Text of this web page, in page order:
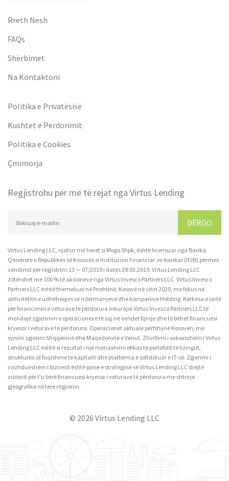
Rreth Nesh
FAQs
Shërbimet
Na Kontaktoni
Politika e Privatësisë
Kushtet e Përdorimit
Politika e Cookies
Çmimorja
Regjistrohu për më të rejat nga Virtus Lending
DËRGO
Virtus Lending LLC, njohur më herët si Mogo Shpk, është licensuar nga Banka
Qendrore e Republikës së Kosovës si Institucion Financiar Jo-bankar (IFJB) përmes
vendimit për regjistrim:13 — 07/2019 i datës 28.03.2019. Virtus Lending LLC
zotërohet me 100 % të aksioneve nga Virtus Invesco Partners LLC. Virtus Invesco
Partners LLC është themeluar në Prishtinë, Kosovë në vitin 2020, me fokus në
aktivitetitn e udhëheqjes së ndërmarrjeve dhe kompanive Holding. Kërkesa e lartë
për financimin e veturave të përdorura inkurajoi Virtus Invesco Partners LLC të
mendojë zgjerimin e operacioneve të saj në vendet fqinje dhe të bëhet financuesi
kryesor i veturave të përdorura. Operacionet aktuale përfshijnë Kosovën, me
synim zgjerim Shqipërinë dhe Maqedoninë e Veriut. Zhvillimi i suksesshëm i Virtus
Lending LLC është si rezultat i një menaxhimi efikas të portofolit të lizingut,
strukturës së fuqishme të kapitalit dhe platforma e sofistikuar e IT-së. Zgjerimi i
vazhdueshëm i biznesit është pjesë e strategjisë së Virtus Lending LLC drejtë
vizionit për t'u bërë financuesi kryesor i veturave të përdorura me shtrirje
gjeografike në tërë regjionin.
© 2026 Virtus Lending LLC